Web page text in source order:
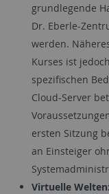
grundlegende
Dr. Eberle-
werden.
Kurses ist
spezifischen
Cloud-Server
ersten Sitzung
an Einsteiger
Virtuelle